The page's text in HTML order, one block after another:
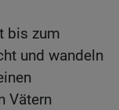
bis zum
und wandeln
Vätern